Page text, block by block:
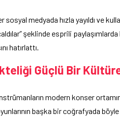
medyada hızla yayıldı ve
şeklinde esprili
hatırlattı.
Güçlü Bir
modern konser
başka bir coğrafyada